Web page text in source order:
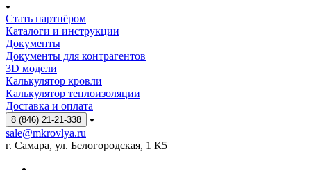
Стать партнёром
Каталоги и инструкции
Документы
Документы для контрагентов
3D модели
Калькулятор кровли
Калькулятор теплоизоляции
Доставка и оплата
8 (846) 21-21-338
sale@mkrovlya.ru
г. Самара, ул. Белогородская, 1 К5